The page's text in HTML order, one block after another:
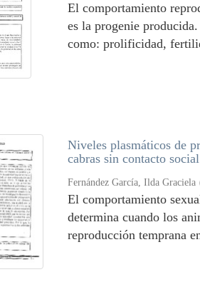
El comportamiento
es la progenie
como: prolificidad,
Niveles plasmáticos de
cabras sin contacto
Fernández García, Ilda Graciela
El comportamiento
determina cuando los
reproducción temprana